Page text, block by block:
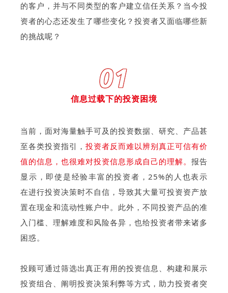
的客户，并与不同类型的客户建立信任关系？当今投
资者的心态还发生了哪些变化？投资者又面临哪些新
的挑战呢？
01
信息过载下的投资困境
当前，面对海量触手可及的投资数据、研究、产品甚
至各类投资指引， 投资者反而难以辨别真正可信有价
值的信息，也很难对投资信息形成自己的理解。 报告
显示，即使是经验丰富的投资者，25%的人也表示
在进行投资决策时不自信，导致其大量可投资资产放
置在现金和流动性账户中。此外，不同投资产品的准
入门槛、理解难度和风险各异，也给投资者带来诸多
困惑。
投顾可通过筛选出真正有用的投资信息、构建和展示
投资组合、阐明投资决策利弊等方式，助力投资者突